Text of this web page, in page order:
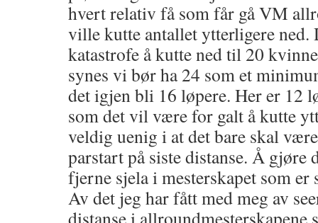
hvert relativ få som får gå VM
ville kutte antallet ytterligere ned.
katastrofe å kutte ned til 20
synes vi bør ha 24 som et
det igjen bli 16 løpere. Her er 12
som det vil være for galt å kutte
veldig uenig i at det bare skal
parstart på siste distanse. Å gjøre
fjerne sjela i mesterskapet som er
Av det jeg har fått med meg av
distanse i